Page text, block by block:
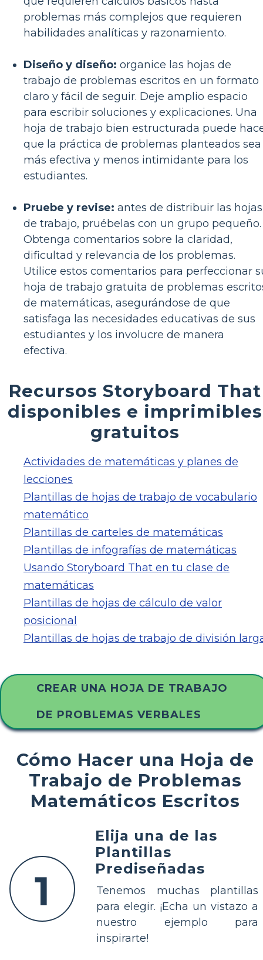
problemas más complejos que requieren
habilidades analíticas y razonamiento.
Diseño y diseño: organice las hojas de
trabajo de problemas escritos en un formato
claro y fácil de seguir. Deje amplio espacio
para escribir soluciones y explicaciones. Una
hoja de trabajo bien estructurada puede
que la práctica de problemas planteados sea
más efectiva y menos intimidante para los
estudiantes.
Pruebe y revise: antes de distribuir las hojas
de trabajo, pruébelas con un grupo pequeño.
Obtenga comentarios sobre la claridad,
dificultad y relevancia de los problemas.
Utilice estos comentarios para perfeccionar
hoja de trabajo gratuita de problemas
de matemáticas, asegurándose de que
satisfaga las necesidades educativas de sus
estudiantes y los involucre de manera
efectiva.
Recursos Storyboard That
disponibles e imprimibles
gratuitos
Actividades de matemáticas y planes de
lecciones
Plantillas de hojas de trabajo de vocabulario
matemático
Plantillas de carteles de matemáticas
Plantillas de infografías de matemáticas
Usando Storyboard That en tu clase de
matemáticas
Plantillas de hojas de cálculo de valor
posicional
Plantillas de hojas de trabajo de división
CREAR UNA HOJA DE TRABAJO
DE PROBLEMAS VERBALES
Cómo Hacer una Hoja de
Trabajo de Problemas
Matemáticos Escritos
1
Elija una de las
Plantillas
Prediseñadas
Tenemos muchas plantillas
para elegir. ¡Echa un vistazo a
nuestro ejemplo para
inspirarte!